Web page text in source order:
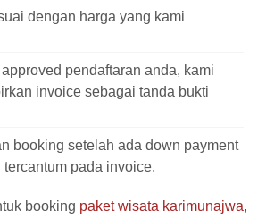
dengan harga yang kami
pendaftaran anda, kami
invoice sebagai tanda bukti
booking setelah ada down payment
pada invoice.
booking paket wisata karimunajwa,